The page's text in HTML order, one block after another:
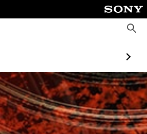
検
索